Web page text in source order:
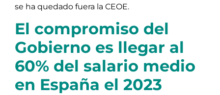
se ha quedado fuera la CEOE.
El compromiso del
Gobierno es llegar al
60% del salario medio
en España el 2023